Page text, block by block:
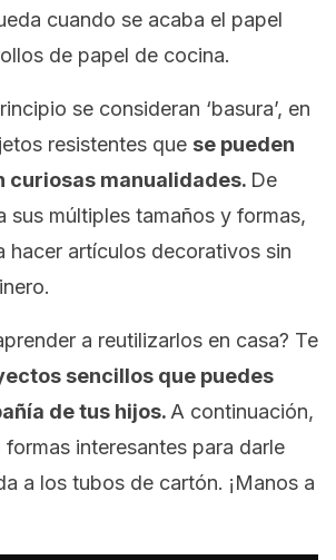
cuando se acaba el papel
de papel de cocina.
se consideran ‘basura’, en
resistentes que se pueden
curiosas manualidades. De
sus múltiples tamaños y formas,
hacer artículos decorativos sin
a reutilizarlos en casa? Te
sencillos que puedes
de tus hijos. A continuación,
formas interesantes para darle
a los tubos de cartón. ¡Manos a